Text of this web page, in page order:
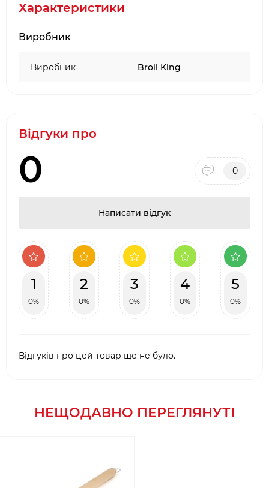
Характеристики
Виробник
Виробник Broil King
Відгуки про
0 0
Написати відгук
1
0%
2
0%
3
0%
4
0%
5
0%
Відгуків про цей товар ще не було.
НЕЩОДАВНО ПЕРЕГЛЯНУТІ